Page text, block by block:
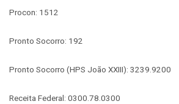
Procon: 1512
Pronto Socorro: 192
Pronto Socorro (HPS João XXIII): 3239.9200
Receita Federal: 0300.78.0300